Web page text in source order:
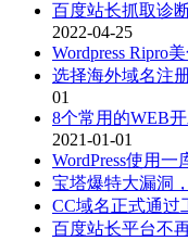
百度站长抓取诊
2022-04-25
Wordpress Ripro
选择海外域名注
01
8个常用的WEB
2021-01-01
WordPress使用
宝塔爆特大漏洞
CC域名正式通过
百度站长平台不